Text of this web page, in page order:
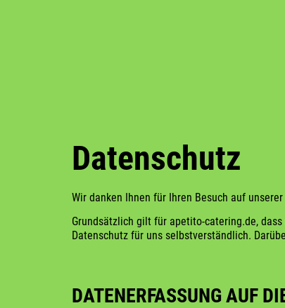
Datenschutz
Wir danken Ihnen für Ihren Besuch auf
Grundsätzlich gilt für apetito-catering.de,
Datenschutz für uns selbstverständlich.
DATENERFASSUNG AUF